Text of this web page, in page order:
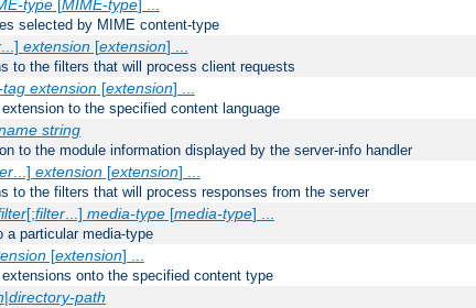
type[MIME-type] ...
selected by MIME content-type
...] extension[extension] ...
to the filters that will process client requests
tag extension[extension] ...
to the specified content language
string
to the module information displayed by the server-info handler
...] extension[extension] ...
to the filters that will process responses from the server
[;filter...] media-type[media-type] ...
a particular media-type
[extension] ...
onto the specified content type
|directory-path